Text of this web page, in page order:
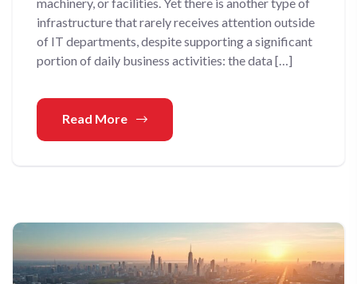
infrastructure that rarely receives attention outside
of IT departments, despite supporting a significant
portion of daily business activities: the data […]
Read More